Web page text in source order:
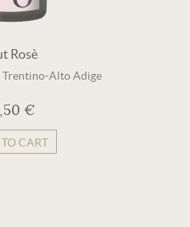
Rosè
Trentino-Alto Adige
€
CART